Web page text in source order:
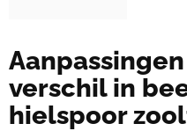
verschil in
hielspoor